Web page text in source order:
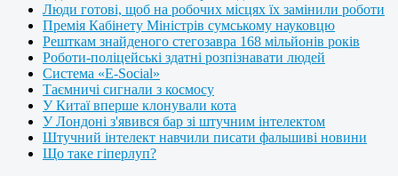
Люди готові, щоб на робочих місцях їх замінили роботи
Премія Кабінету Міністрів сумському науковцю
Решткам знайденого стегозавра 168 мільйонів років
Роботи-поліцейські здатні розпізнавати людей
Система «E-Social»
Таємничі сигнали з космосу
У Китаї вперше клонували кота
У Лондоні з'явився бар зі штучним інтелектом
Штучний інтелект навчили писати фальшиві новини
Що таке гіперлуп?